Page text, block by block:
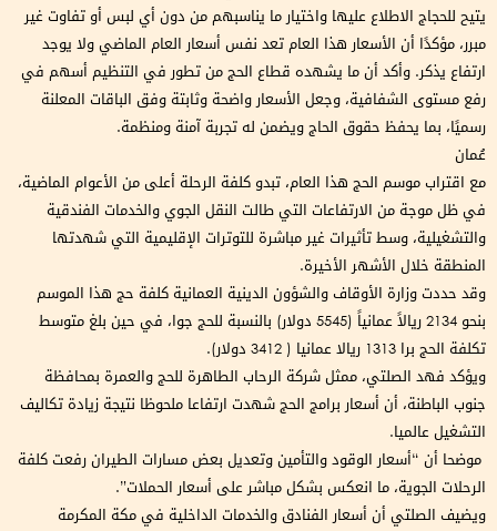
يتيح للحجاج الاطلاع عليها واختيار ما يناسبهم من دون أي لبس أو تفاوت غير
مبرر، مؤكدًا أن الأسعار هذا العام تعد نفس أسعار العام الماضي ولا يوجد
ارتفاع يذكر. وأكد أن ما يشهده قطاع الحج من تطور في التنظيم أسهم في
رفع مستوى الشفافية، وجعل الأسعار واضحة وثابتة وفق الباقات المعلنة
رسميًا، بما يحفظ حقوق الحاج ويضمن له تجربة آمنة ومنظمة.
عُمان
مع اقتراب موسم الحج هذا العام، تبدو كلفة الرحلة أعلى من الأعوام الماضية،
في ظل موجة من الارتفاعات التي طالت النقل الجوي والخدمات الفندقية
والتشغيلية، وسط تأثيرات غير مباشرة للتوترات الإقليمية التي شهدتها
المنطقة خلال الأشهر الأخيرة.
وقد حددت وزارة الأوقاف والشؤون الدينية العمانية كلفة حج هذا الموسم
بنحو 2134 ريالاً عمانياً (5545 دولار) بالنسبة للحج جوا، في حين بلغ متوسط
تكلفة الحج برا 1313 ريالا عمانيا ( 3412 دولار).
ويؤكد فهد الصلتي، ممثل شركة الرحاب الطاهرة للحج والعمرة بمحافظة
جنوب الباطنة، أن أسعار برامج الحج شهدت ارتفاعا ملحوظا نتيجة زيادة تكاليف
التشغيل عالميا.
موضحا أن “أسعار الوقود والتأمين وتعديل بعض مسارات الطيران رفعت كلفة
الرحلات الجوية، ما انعكس بشكل مباشر على أسعار الحملات”.
ويضيف الصلتي أن أسعار الفنادق والخدمات الداخلية في مكة المكرمة